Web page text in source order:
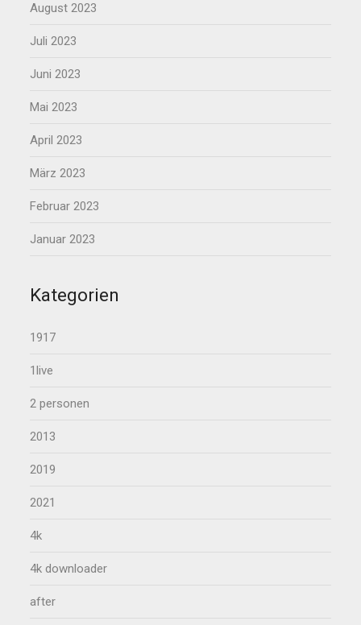
August 2023
Juli 2023
Juni 2023
Mai 2023
April 2023
März 2023
Februar 2023
Januar 2023
Kategorien
1917
1live
2 personen
2013
2019
2021
4k
4k downloader
after